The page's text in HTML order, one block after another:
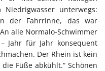
unterwegs:
der Fahrrinne, das war
alle Normalo-Schwimmer
Jahr für Jahr konsequent
Der Rhein ist kein
Füße abkühlt.“ Schönen